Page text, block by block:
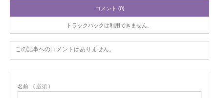
コメント (0)
トラックバックは利用できません。
この記事へのコメントはありません。
名前 ( 必須 )